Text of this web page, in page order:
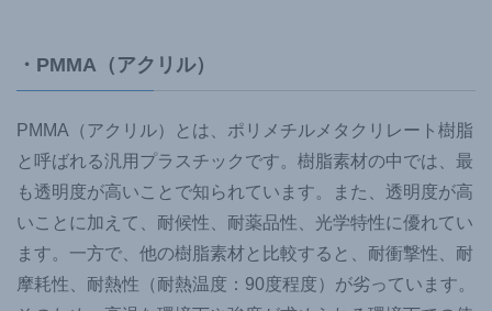
・PMMA（アクリル）
PMMA（アクリル）とは、ポリメチルメタクリレート樹脂
と呼ばれる汎用プラスチックです。樹脂素材の中では、最
も透明度が高いことで知られています。また、透明度が高
いことに加えて、耐候性、耐薬品性、光学特性に優れてい
ます。一方で、他の樹脂素材と比較すると、耐衝撃性、耐
摩耗性、耐熱性（耐熱温度：90度程度）が劣っています。